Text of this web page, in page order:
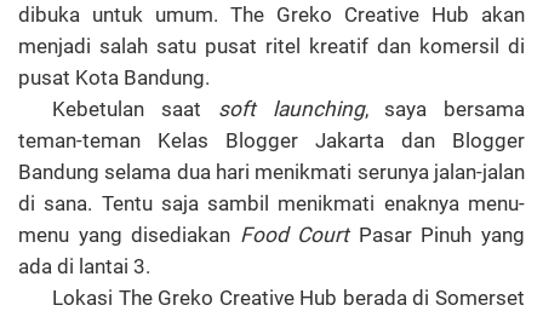
dibuka untuk umum. The Greko Creative Hub akan
menjadi salah satu pusat ritel kreatif dan komersil di
pusat Kota Bandung.
Kebetulan saat soft launching, saya bersama
teman-teman Kelas Blogger Jakarta dan Blogger
Bandung selama dua hari menikmati serunya jalan-jalan
di sana. Tentu saja sambil menikmati enaknya menu-
menu yang disediakan Food CourtPasar Pinuh yang
ada di lantai 3.
Lokasi The Greko Creative Hub berada di Somerset